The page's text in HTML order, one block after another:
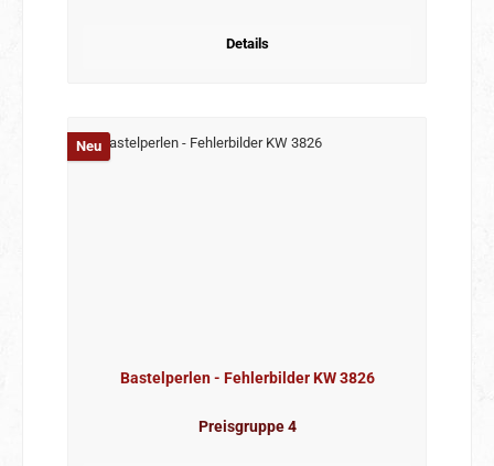
Details
Neu
Bastelperlen - Fehlerbilder KW 3826
Preisgruppe 4